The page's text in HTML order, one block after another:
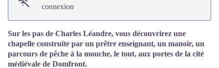
connexion
Sur les pas de Charles Léandre, vous découvrirez une
chapelle construite par un prêtre enseignant, un manoir, un
parcours de pêche à la mouche, le tout, aux portes de la cité
médiévale de Domfront.